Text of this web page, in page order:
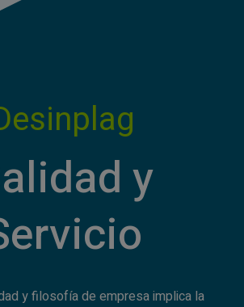
y
y filosofía de empresa implica la